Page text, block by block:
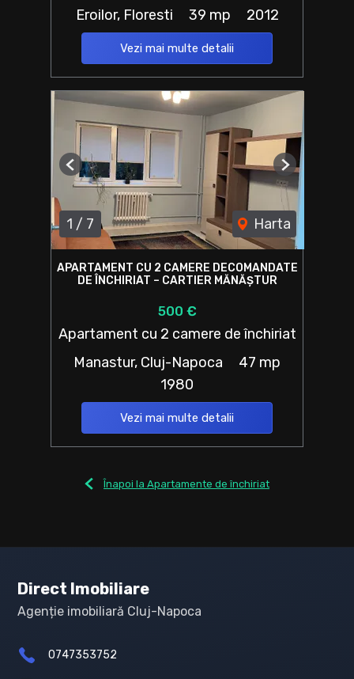
Eroilor, Floresti
39 mp 2012
Vezi mai multe detalii
1 / 7 Harta
Previous Next
APARTAMENT CU 2 CAMERE DECOMANDATE
DE ÎNCHIRIAT – CARTIER MĂNĂȘTUR
500 €
Apartament cu 2 camere de închiriat
Manastur, Cluj-Napoca
47 mp
1980
Vezi mai multe detalii
Înapoi la Apartamente de închiriat
Direct Imobiliare
Agenție imobiliară Cluj-Napoca
0747353752